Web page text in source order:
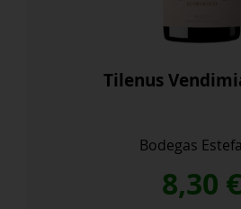
Tilenus
Bodegas
8,30 €